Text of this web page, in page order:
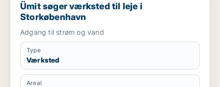
Ümit søger værksted til leje i
Storkøbenhavn
Adgang til strøm og vand
Type
Værksted
Areal